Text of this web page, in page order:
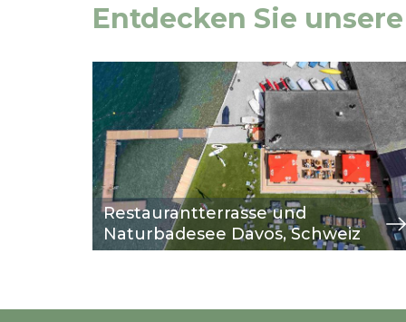
Entdecken Sie
Restaurantterrasse und
Naturbadesee Davos, Schweiz
Image
Ansicht